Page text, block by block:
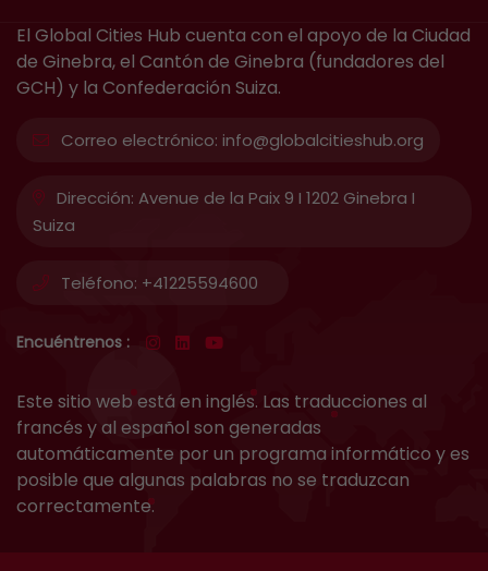
El Global Cities Hub cuenta con el apoyo de la Ciudad
de Ginebra, el Cantón de Ginebra (fundadores del
GCH) y la Confederación Suiza.
Correo electrónico: info@globalcitieshub.org
Dirección: Avenue de la Paix 9 I 1202 Ginebra I
Suiza
Teléfono: +41225594600
Encuéntrenos :
Este sitio web está en inglés. Las traducciones al
francés y al español son generadas
automáticamente por un programa informático y es
posible que algunas palabras no se traduzcan
correctamente.